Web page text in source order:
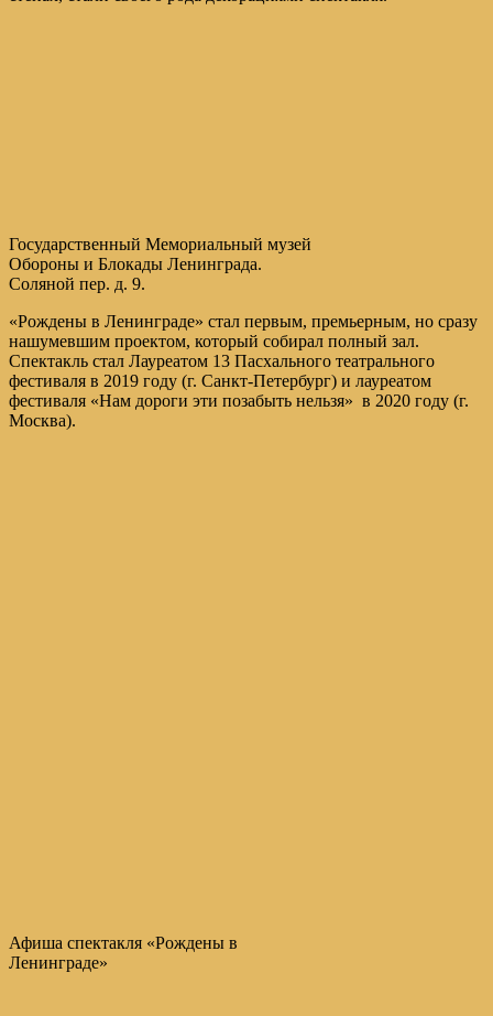
Государственный Мемориальный музей
Обороны и Блокады Ленинграда.
Соляной пер. д. 9.
«Рождены в Ленинграде» стал первым, премьерным, но сразу
нашумевшим проектом, который собирал полный зал.
Спектакль стал Лауреатом 13 Пасхального театрального
фестиваля в 2019 году (г. Санкт-Петербург) и лауреатом
фестиваля «Нам дороги эти позабыть нельзя» в 2020 году (г.
Москва).
Афиша спектакля «Рождены в
Ленинграде»